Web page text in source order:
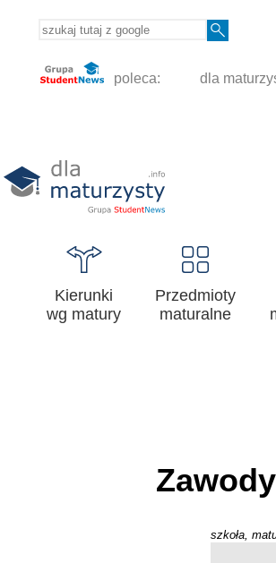
poleca: dla
Kierunki
wg matury
Przedmioty
maturalne
szkoła,